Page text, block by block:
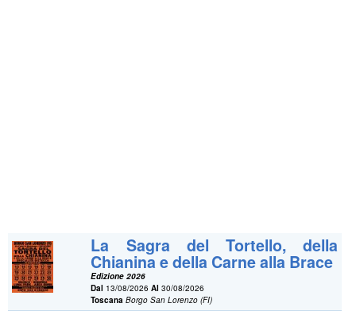
La Sagra del Tortello, della
Chianina e della Carne alla Brace
Edizione 2026
Dal 13/08/2026Al 30/08/2026
Toscana Borgo San Lorenzo (FI)